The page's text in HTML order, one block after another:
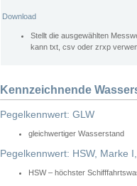
Download
Stellt die ausgewählten
kann txt, csv oder zrxp
Kennzeichnende
Pegelkennwert: GLW
gleichwertiger Wasserstand
Pegelkennwert: HSW, Marke
HSW – höchster